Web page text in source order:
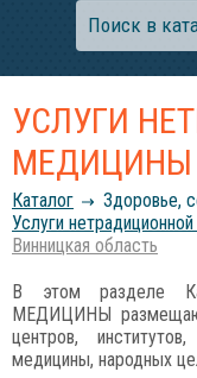
УСЛУГИ
МЕДИЦИНЫ
Каталог
Здоровье,
Услуги
Винницкая область
В этом разделе
МЕДИЦИНЫ
центров,
медицины, народных